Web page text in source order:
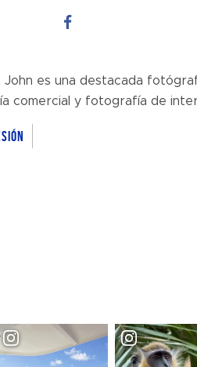
John es una destacada
comercial y fotografía de